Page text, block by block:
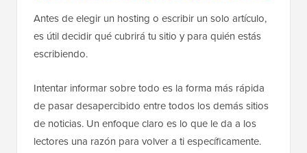
Antes de elegir un hosting o escribir un solo artículo,
es útil decidir qué cubrirá tu sitio y para quién estás
escribiendo.
Intentar informar sobre todo es la forma más rápida
de pasar desapercibido entre todos los demás sitios
de noticias. Un enfoque claro es lo que le da a los
lectores una razón para volver a ti específicamente.